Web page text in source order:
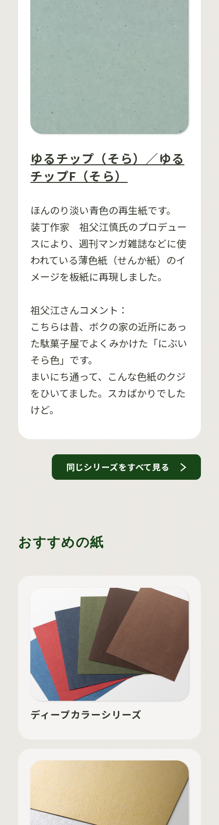
ゆるチップ（そら）／ゆる
チップF（そら）
ほんのり淡い青色の再生紙です。
装丁作家 祖父江慎氏のプロデュー
スにより、週刊マンガ雑誌などに使
われている薄色紙（せんか紙）のイ
メージを板紙に再現しました。
祖父江さんコメント：
こちらは昔、ボクの家の近所にあっ
た駄菓子屋でよくみかけた「にぶい
そら色」です。
まいにち通って、こんな色紙のクジ
をひいてました。スカばかりでした
けど。
同じシリーズをすべて見る
おすすめの紙
ディープカラーシリーズ